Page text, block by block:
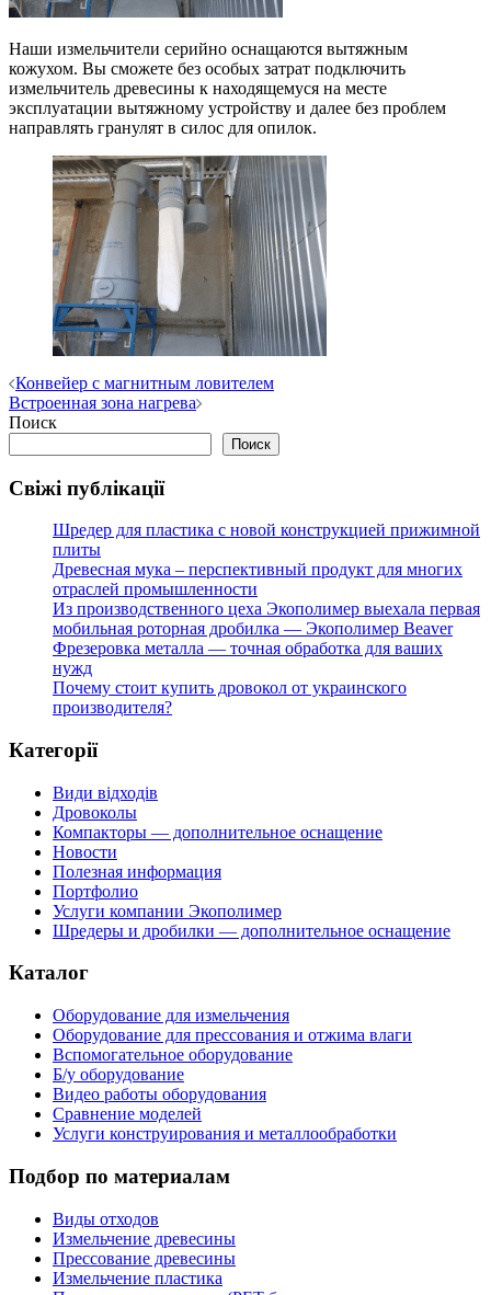
Наши измельчители серийно оснащаются вытяжным
кожухом. Вы сможете без особых затрат подключить
измельчитель древесины к находящемуся на месте
эксплуатации вытяжному устройству и далее без проблем
направлять гранулят в силос для опилок.
Навигация
по
Конвейер с магнитным ловителем
Встроенная зона нагрева
Поиск
Поиск
Свіжі публікації
Шредер для пластика с новой конструкцией прижимной
плиты
Древесная мука – перспективный продукт для многих
отраслей промышленности
Из производственного цеха Экополимер выехала первая
мобильная роторная дробилка — Экополимер Beaver
Фрезеровка металла — точная обработка для ваших
нужд
Почему стоит купить дровокол от украинского
производителя?
Категорії
Види відходів
Дровоколы
Компакторы — дополнительное оснащение
Новости
Полезная информация
Портфолио
Услуги компании Экополимер
Шредеры и дробилки — дополнительное оснащение
Каталог
Оборудование для измельчения
Оборудование для прессования и отжима влаги
Вспомогательное оборудование
Б/у оборудование
Видео работы оборудования
Сравнение моделей
Услуги конструирования и металлообработки
Подбор по материалам
Виды отходов
Измельчение древесины
Прессование древесины
Измельчение пластика